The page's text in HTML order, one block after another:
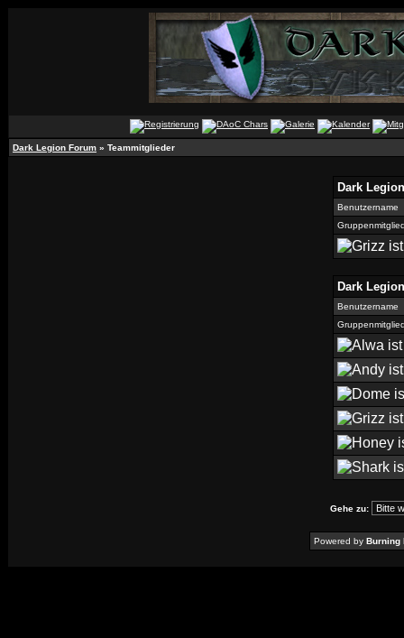
Dark Legion Forum » Teammitglieder
Dark
Benutzername
Dark
Benutzername
Gehe zu:
Powered by Burning